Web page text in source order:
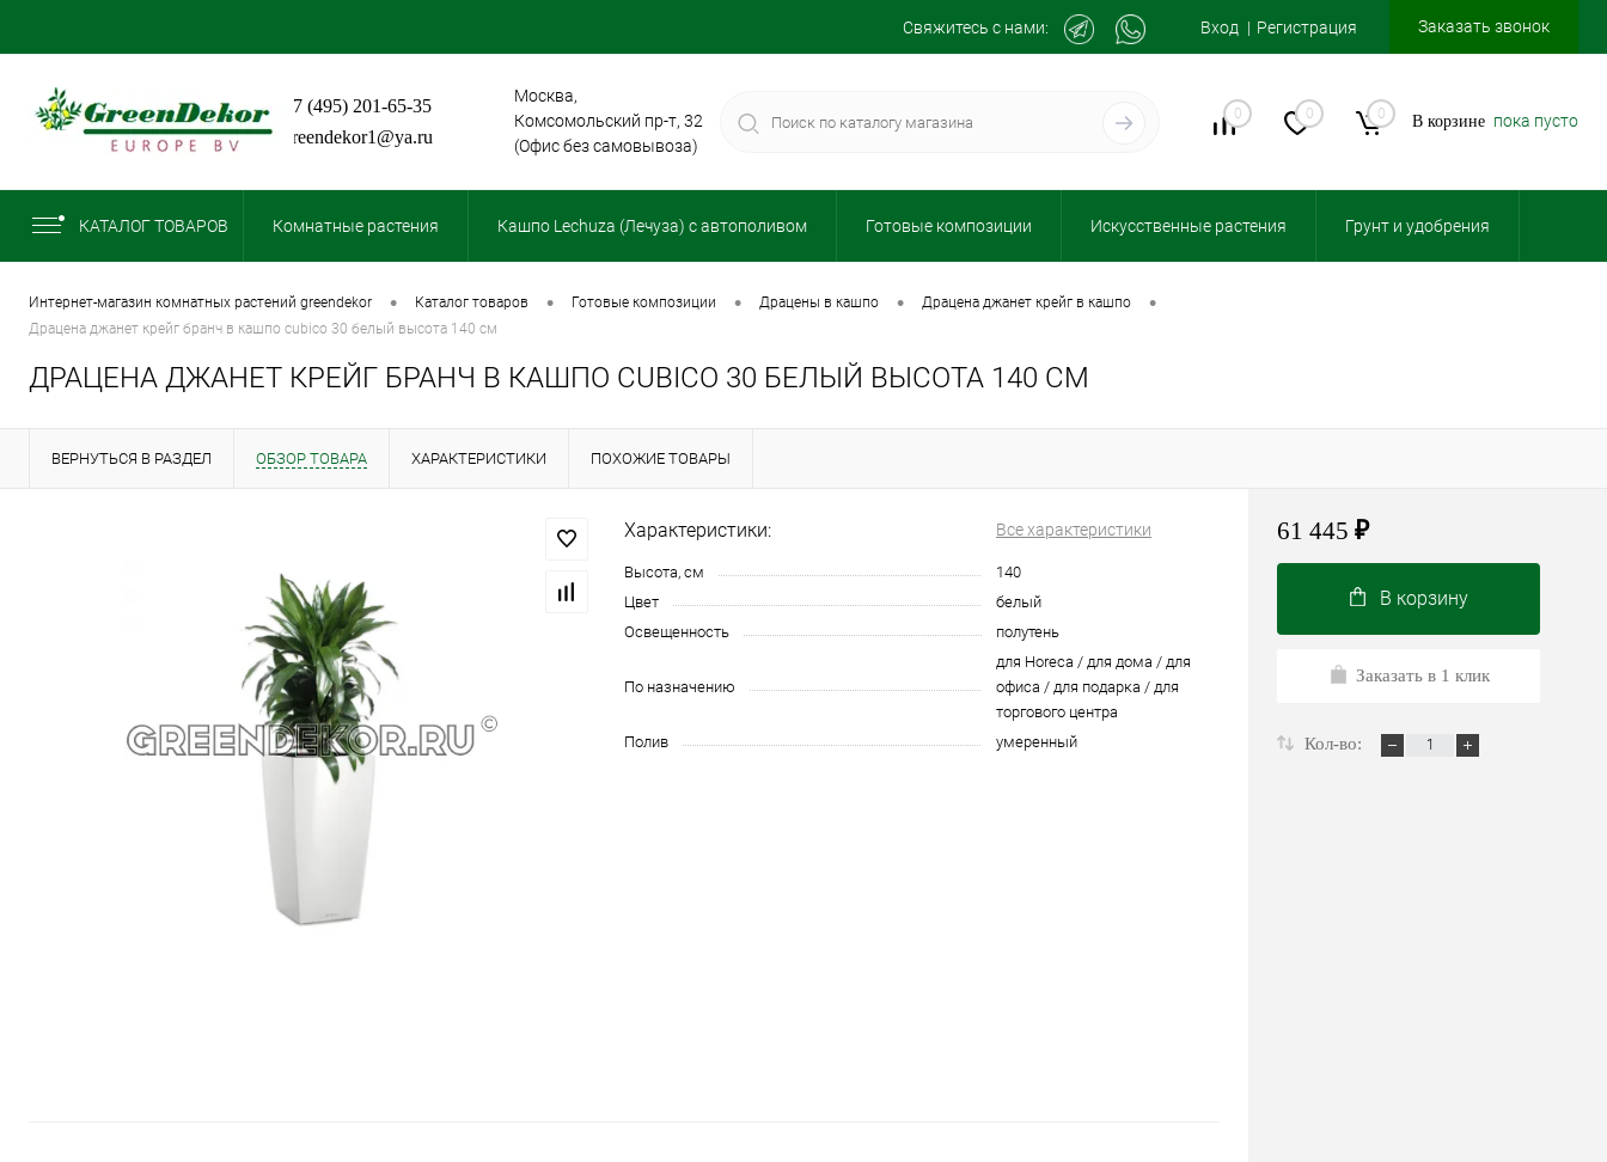
Свяжитесь с нами: Вход Регистрация Заказать звонок
+7 (495) 201-65-35
greendekor1@ya.ru
Москва,
Комсомольский пр-т, 32
(Офис без самовывоза)
0 0 0 В корзине пока пусто
КАТАЛОГ ТОВАРОВ Комнатные растения Кашпо Lechuza (Лечуза) с автополивом Готовые композиции Искусственные растения Грунт и удобрения
интернет-магазин комнатных растений greendekor • каталог товаров • готовые композиции • драцены в кашпо • драцена джанет крейг в кашпо •
драцена джанет крейг бранч в кашпо cubico 30 белый высота 140 см
ДРАЦЕНА ДЖАНЕТ КРЕЙГ БРАНЧ В КАШПО CUBICO 30 БЕЛЫЙ ВЫСОТА 140 СМ
ВЕРНУТЬСЯ В РАЗДЕЛ ОБЗОР ТОВАРА ХАРАКТЕРИСТИКИ ПОХОЖИЕ ТОВАРЫ
Характеристики: Все характеристики
Высота, см
140
Цвет
белый
Освещенность
полутень
По назначению
для Horeca / для дома / для
офиса / для подарка / для
торгового центра
Полив
умеренный
61 445 ₽
В корзину
Заказать в 1 клик
Кол-во: